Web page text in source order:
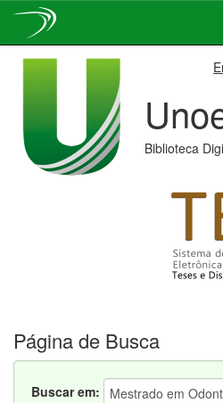
Biblioteca
Página de Busca
Buscar em: